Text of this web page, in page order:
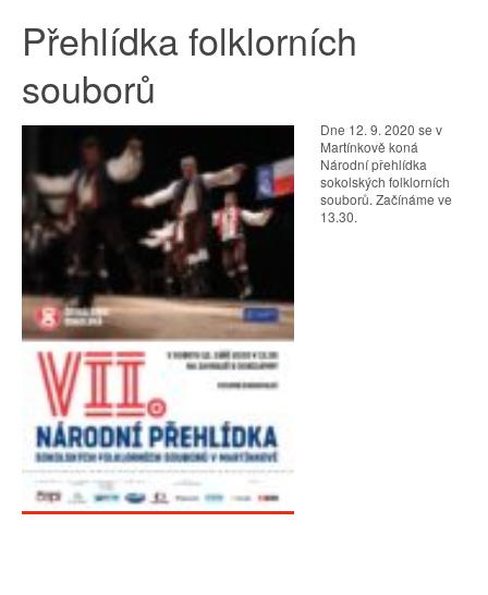
Přehlídka folklorních
souborů
Dne 12. 9. 2020 se v
Martínkově koná
Národní přehlídka
sokolských folklorních
souborů. Začínáme ve
13.30.